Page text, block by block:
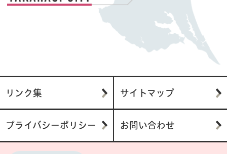
リンク集 サイトマップ
プライバシーポリシー お問い合わせ